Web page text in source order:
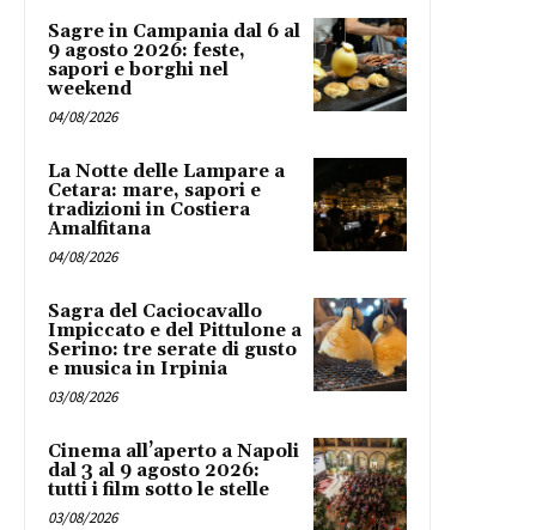
Sagre in Campania dal 6 al
9 agosto 2026: feste,
sapori e borghi nel
weekend
04/08/2026
La Notte delle Lampare a
Cetara: mare, sapori e
tradizioni in Costiera
Amalfitana
04/08/2026
Sagra del Caciocavallo
Impiccato e del Pittulone a
Serino: tre serate di gusto
e musica in Irpinia
03/08/2026
Cinema all’aperto a Napoli
dal 3 al 9 agosto 2026:
tutti i film sotto le stelle
03/08/2026